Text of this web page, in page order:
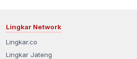
Lingkar Network
Lingkar.co
Lingkar Jateng